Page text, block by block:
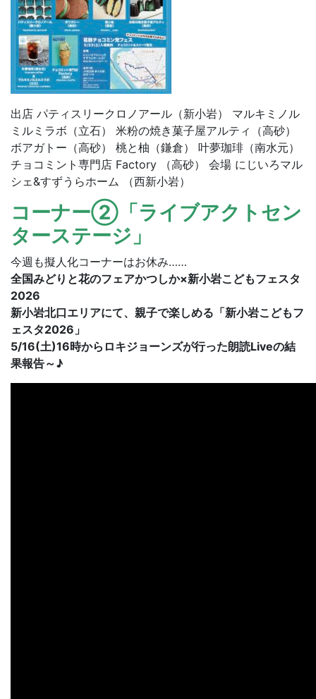
出店 パティスリークロノアール（新小岩） マルキミノル
ミルミラボ（立石） 米粉の焼き菓子屋アルティ（高砂）
ボアガトー（高砂） 桃と柚（鎌倉） 叶夢珈琲（南水元）
チョコミント専門店 Factory （高砂） 会場 にじいろマル
シェ&すずうらホーム （西新小岩）
コーナー②「ライブアクトセン
ターステージ」
今週も擬人化コーナーはお休み……
全国みどりと花のフェアかつしか×新小岩こどもフェスタ
2026
新小岩北口エリアにて、親子で楽しめる「新小岩こどもフ
ェスタ2026」
5/16(土)16時からロキジョーンズが行った朗読Liveの結
果報告～♪